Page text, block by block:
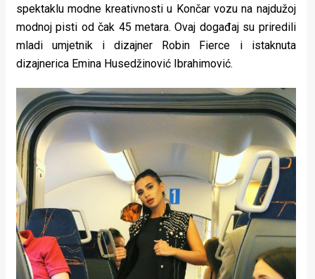
spektaklu modne kreativnosti u Končar vozu na najdužoj
modnoj pisti od čak 45 metara. Ovaj događaj su priredili
mladi umjetnik i dizajner Robin Fierce i istaknuta
dizajnerica Emina Husedžinović Ibrahimović.